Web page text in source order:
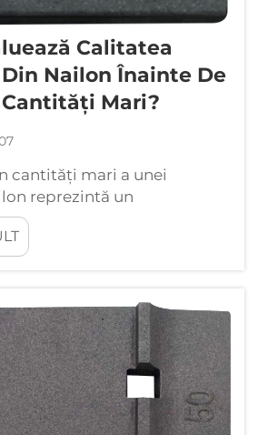
Calitatea
Nailon Înainte De
Mari?
cantități mari a unei
reprezintă un
pentru orice
Indiferent dacă
pentru mașini,
manșete din nailon
performanța sistemului...